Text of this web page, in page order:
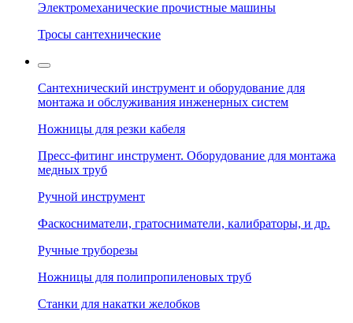
Электромеханические прочистные машины
Тросы сантехнические
Сантехнический инструмент и оборудование для
монтажа и обслуживания инженерных систем
Ножницы для резки кабеля
Пресс-фитинг инструмент. Оборудование для монтажа
медных труб
Ручной инструмент
Фаскосниматели, гратосниматели, калибраторы, и др.
Ручные труборезы
Ножницы для полипропиленовых труб
Станки для накатки желобков